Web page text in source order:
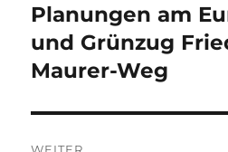
Beitrag:
Planungen am
und Grünzug
Maurer-Weg